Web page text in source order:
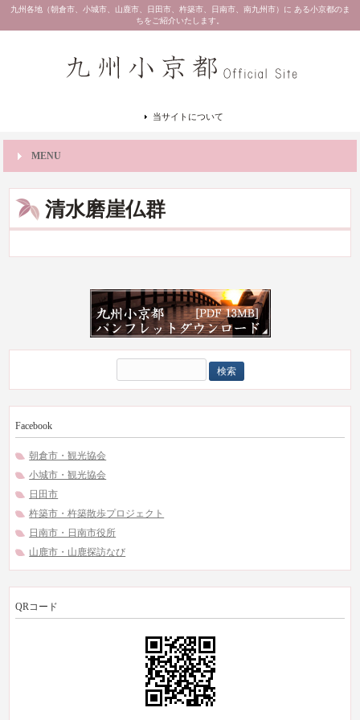
九州各地（朝倉市、小城市、山鹿市、日田市、杵築市、日南市、南九州市）に ある小京都のま
ちをご紹介いたします。
当サイトについて
MENU
清水磨崖仏群
索:
Facebook
朝倉市・観光協会
小城市・観光協会
日田市
杵築市・杵築散歩プロジェクト
日南市・日南市役所
山鹿市・山鹿探訪なび
QRコード